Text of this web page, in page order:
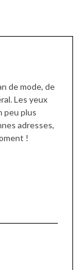
de mode, de
Les yeux
peu plus
adresses,
!